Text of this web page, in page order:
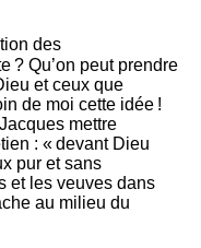
des
? Qu’on peut prendre
et ceux que
de moi cette idée !
mettre
: « devant Dieu
pur et sans
et les veuves dans
au milieu du